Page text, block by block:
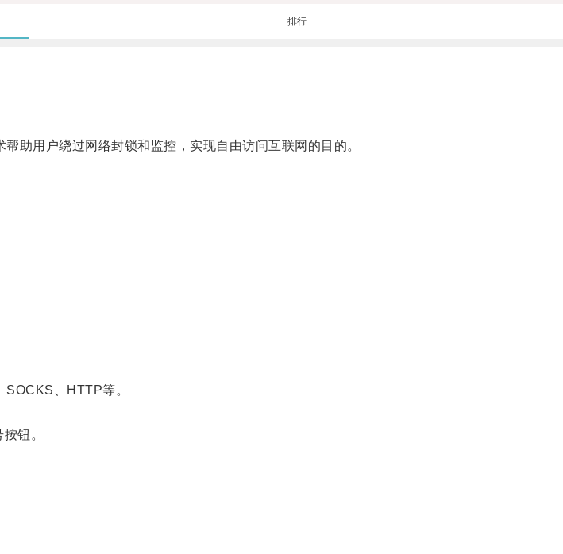
排行
用户绕过网络封锁和监控，实现自由访问互联网的目的。
、HTTP等。
钮。